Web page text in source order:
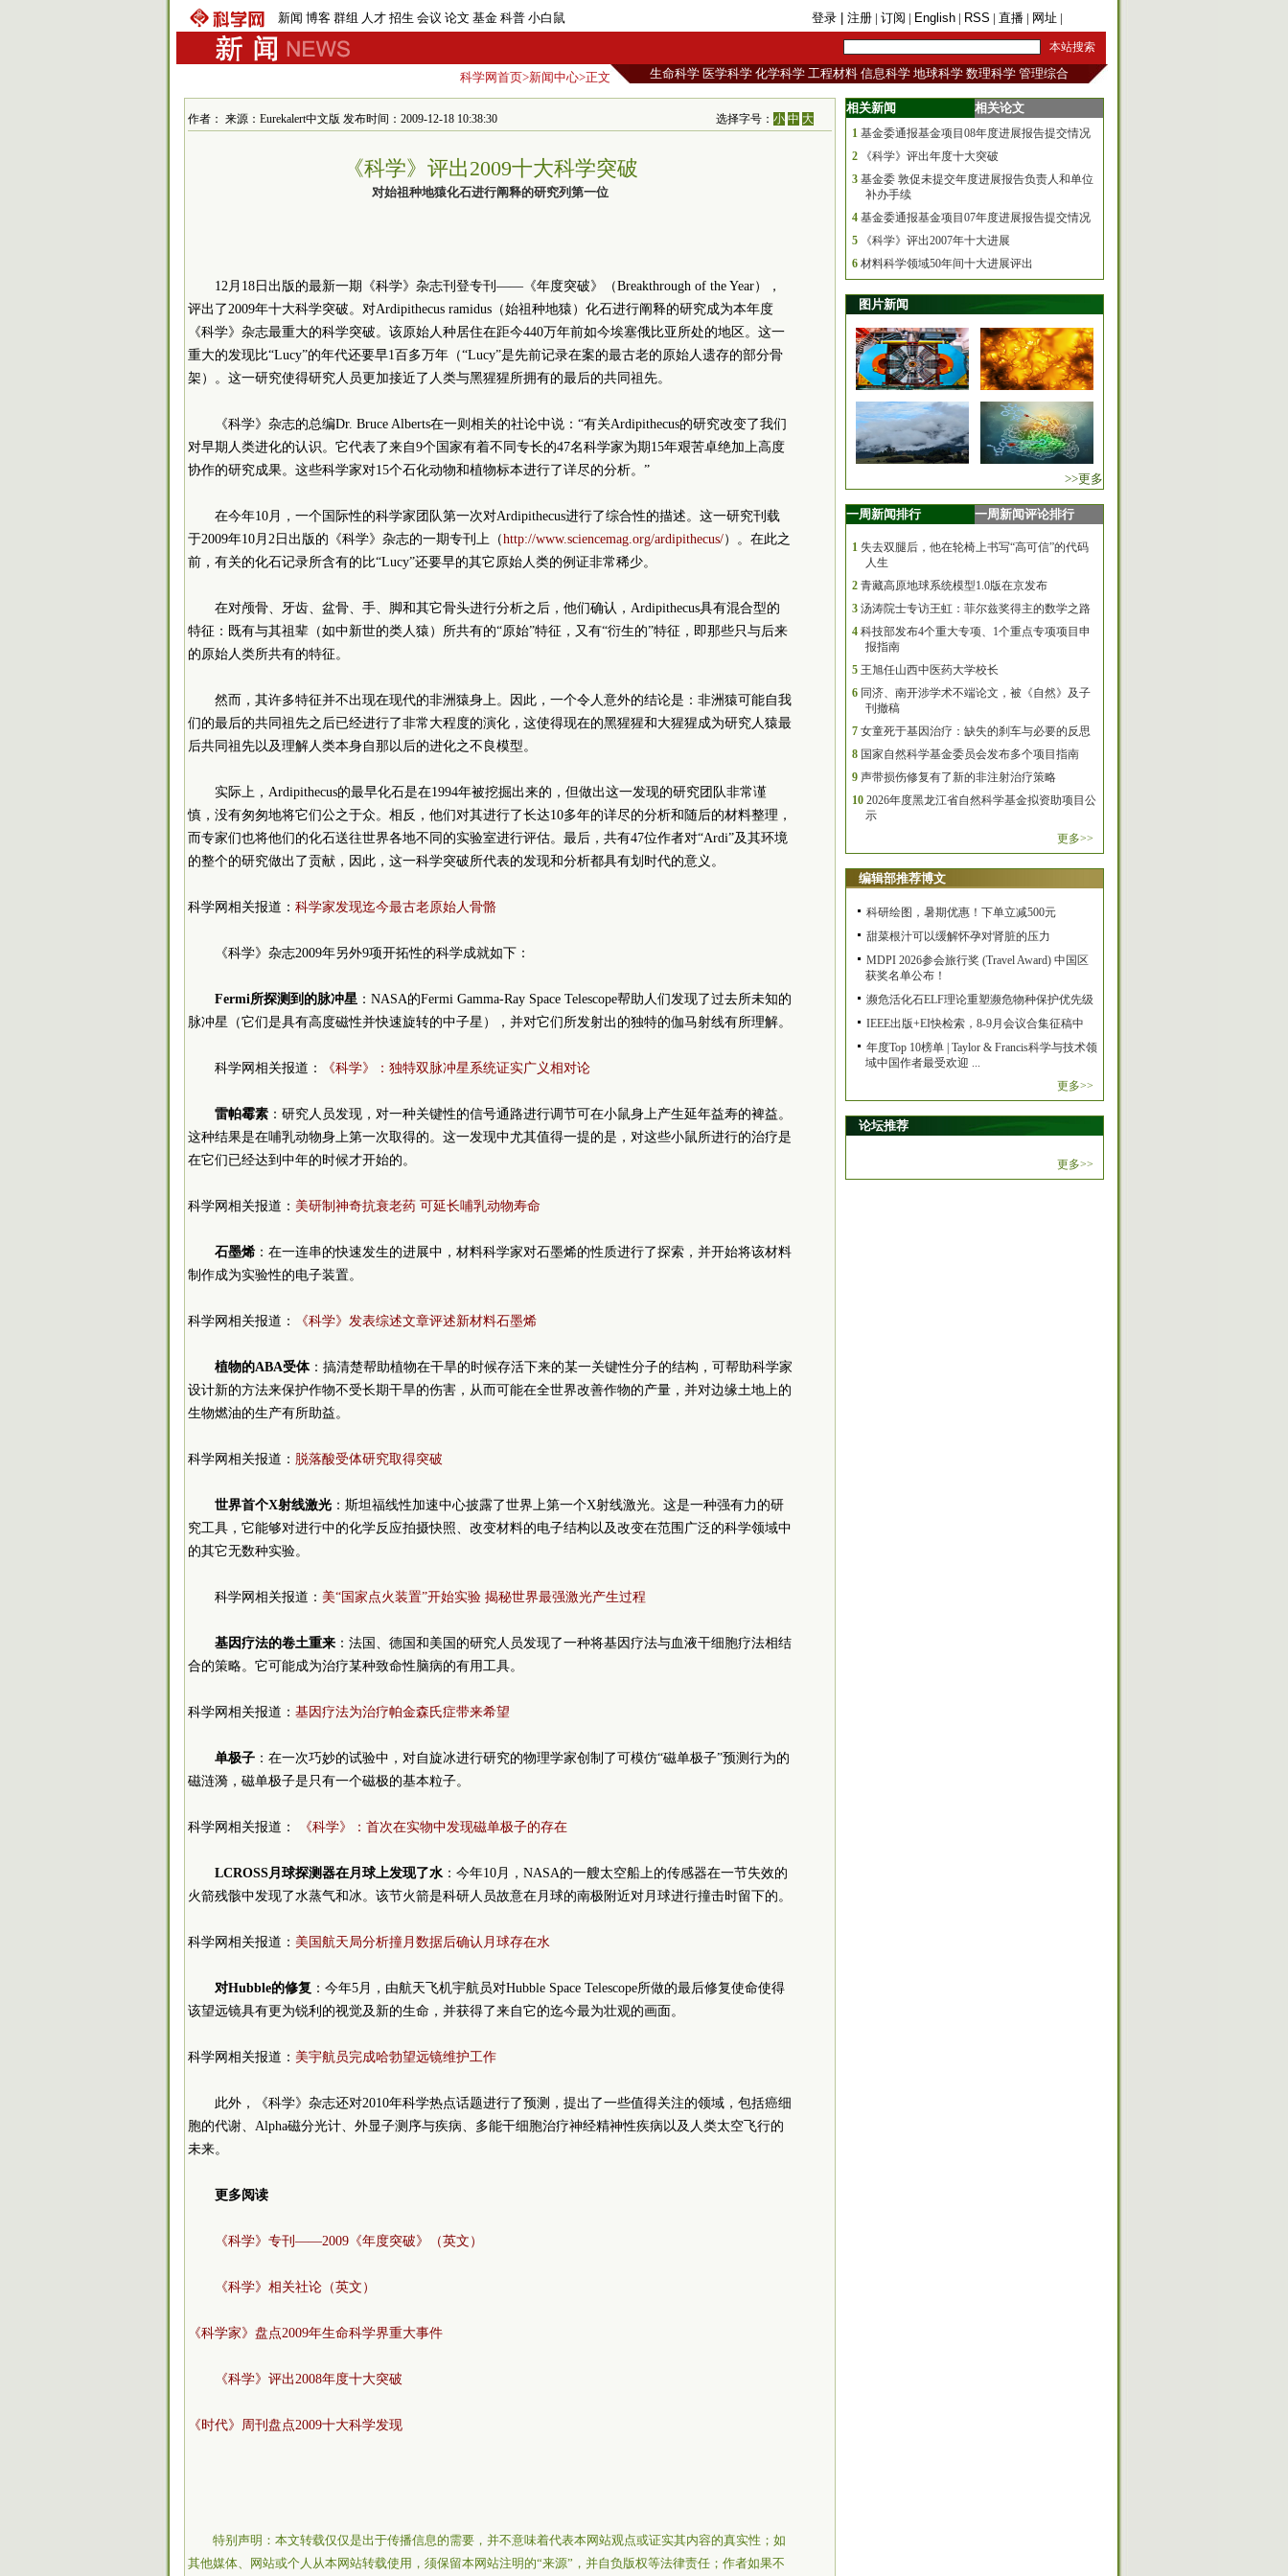
新闻 博客 群组 人才 招生 会议 论文 基金 科普 小白鼠 登录 | 注册 | 订阅 | English | RSS | 直播 | 网址 |
科学网首页>新闻中心>正文 生命科学 医学科学 化学科学 工程材料 信息科学 地球科学 数理科学 管理综合
作者： 来源：Eurekalert中文版 发布时间：2009-12-18 10:38:30 选择字号：小 中 大
《科学》评出2009十大科学突破
对始祖种地猿化石进行阐释的研究列第一位
12月18日出版的最新一期《科学》杂志刊登专刊——《年度突破》（Breakthrough of the Year），
评出了2009年十大科学突破。对Ardipithecus ramidus（始祖种地猿）化石进行阐释的研究成为本年度
《科学》杂志最重大的科学突破。该原始人种居住在距今440万年前如今埃塞俄比亚所处的地区。这一
重大的发现比“Lucy”的年代还要早1百多万年（“Lucy”是先前记录在案的最古老的原始人遗存的部分骨
架）。这一研究使得研究人员更加接近了人类与黑猩猩所拥有的最后的共同祖先。
《科学》杂志的总编Dr. Bruce Alberts在一则相关的社论中说：“有关Ardipithecus的研究改变了我们
对早期人类进化的认识。它代表了来自9个国家有着不同专长的47名科学家为期15年艰苦卓绝加上高度
协作的研究成果。这些科学家对15个石化动物和植物标本进行了详尽的分析。”
在今年10月，一个国际性的科学家团队第一次对Ardipithecus进行了综合性的描述。这一研究刊载
于2009年10月2日出版的《科学》杂志的一期专刊上（http://www.sciencemag.org/ardipithecus/）。在此之
前，有关的化石记录所含有的比“Lucy”还要早的其它原始人类的例证非常稀少。
在对颅骨、牙齿、盆骨、手、脚和其它骨头进行分析之后，他们确认，Ardipithecus具有混合型的
特征：既有与其祖辈（如中新世的类人猿）所共有的“原始”特征，又有“衍生的”特征，即那些只与后来
的原始人类所共有的特征。
然而，其许多特征并不出现在现代的非洲猿身上。因此，一个令人意外的结论是：非洲猿可能自我
们的最后的共同祖先之后已经进行了非常大程度的演化，这使得现在的黑猩猩和大猩猩成为研究人猿最
后共同祖先以及理解人类本身自那以后的进化之不良模型。
实际上，Ardipithecus的最早化石是在1994年被挖掘出来的，但做出这一发现的研究团队非常谨
慎，没有匆匆地将它们公之于众。相反，他们对其进行了长达10多年的详尽的分析和随后的材料整理，
而专家们也将他们的化石送往世界各地不同的实验室进行评估。最后，共有47位作者对“Ardi”及其环境
的整个的研究做出了贡献，因此，这一科学突破所代表的发现和分析都具有划时代的意义。
科学网相关报道： 科学家发现迄今最古老原始人骨骼
《科学》杂志2009年另外9项开拓性的科学成就如下：
Fermi所探测到的脉冲星 ：NASA的Fermi Gamma-Ray Space Telescope帮助人们发现了过去所未知的
脉冲星（它们是具有高度磁性并快速旋转的中子星），并对它们所发射出的独特的伽马射线有所理解。
科学网相关报道： 《科学》：独特双脉冲星系统证实广义相对论
雷帕霉素 ：研究人员发现，对一种关键性的信号通路进行调节可在小鼠身上产生延年益寿的裨益。
这种结果是在哺乳动物身上第一次取得的。这一发现中尤其值得一提的是，对这些小鼠所进行的治疗是
在它们已经达到中年的时候才开始的。
科学网相关报道： 美研制神奇抗衰老药 可延长哺乳动物寿命
石墨烯：在一连串的快速发生的进展中，材料科学家对石墨烯的性质进行了探索，并开始将该材料
制作成为实验性的电子装置。
科学网相关报道： 《科学》发表综述文章评述新材料石墨烯
植物的ABA受体：搞清楚帮助植物在干旱的时候存活下来的某一关键性分子的结构，可帮助科学家
设计新的方法来保护作物不受长期干旱的伤害，从而可能在全世界改善作物的产量，并对边缘土地上的
生物燃油的生产有所助益。
科学网相关报道： 脱落酸受体研究取得突破
世界首个X射线激光 ：斯坦福线性加速中心披露了世界上第一个X射线激光。这是一种强有力的研
究工具，它能够对进行中的化学反应拍摄快照、改变材料的电子结构以及改变在范围广泛的科学领域中
的其它无数种实验。
科学网相关报道： 美“国家点火装置”开始实验 揭秘世界最强激光产生过程
基因疗法的卷土重来 ：法国、德国和美国的研究人员发现了一种将基因疗法与血液干细胞疗法相结
合的策略。它可能成为治疗某种致命性脑病的有用工具。
科学网相关报道： 基因疗法为治疗帕金森氏症带来希望
单极子 ：在一次巧妙的试验中，对自旋冰进行研究的物理学家创制了可模仿“磁单极子”预测行为的
磁涟漪，磁单极子是只有一个磁极的基本粒子。
科学网相关报道： 《科学》：首次在实物中发现磁单极子的存在
LCROSS月球探测器在月球上发现了水：今年10月，NASA的一艘太空船上的传感器在一节失效的
火箭残骸中发现了水蒸气和冰。该节火箭是科研人员故意在月球的南极附近对月球进行撞击时留下的。
科学网相关报道： 美国航天局分析撞月数据后确认月球存在水
对Hubble的修复 ：今年5月，由航天飞机宇航员对Hubble Space Telescope所做的最后修复使命使得
该望远镜具有更为锐利的视觉及新的生命，并获得了来自它的迄今最为壮观的画面。
科学网相关报道： 美宇航员完成哈勃望远镜维护工作
此外，《科学》杂志还对2010年科学热点话题进行了预测，提出了一些值得关注的领域，包括癌细
胞的代谢、Alpha磁分光计、外显子测序与疾病、多能干细胞治疗神经精神性疾病以及人类太空飞行的
未来。
更多阅读
《科学》专刊——2009《年度突破》（英文）
《科学》相关社论（英文）
《科学家》盘点2009年生命科学界重大事件
《科学》评出2008年度十大突破
《时代》周刊盘点2009十大科学发现
特别声明：本文转载仅仅是出于传播信息的需要，并不意味着代表本网站观点或证实其内容的真实性；如
其他媒体、网站或个人从本网站转载使用，须保留本网站注明的“来源”，并自负版权等法律责任；作者如果不
相关新闻 相关论文
1 基金委通报基金项目08年度进展报告提交情况
2
《科学》评出年度十大突破
3 基金委 敦促未提交年度进展报告负责人和单位
补办手续
4 基金委通报基金项目07年度进展报告提交情况
5
《科学》评出2007年十大进展
6 材料科学领域50年间十大进展评出
图片新闻
>>更多
一周新闻排行 一周新闻评论排行
1 失去双腿后，他在轮椅上书写“高可信”的代码
人生
2 青藏高原地球系统模型1.0版在京发布
3 汤涛院士专访王虹：菲尔兹奖得主的数学之路
4 科技部发布4个重大专项、1个重点专项项目申
报指南
5 王旭任山西中医药大学校长
6 同济、南开涉学术不端论文，被《自然》及子
刊撤稿
7 女童死于基因治疗：缺失的刹车与必要的反思
8 国家自然科学基金委员会发布多个项目指南
9 声带损伤修复有了新的非注射治疗策略
10 2026年度黑龙江省自然科学基金拟资助项目公
示
更多>>
编辑部推荐博文
科研绘图，暑期优惠！下单立减500元
甜菜根汁可以缓解怀孕对肾脏的压力
MDPI 2026参会旅行奖 (Travel Award) 中国区
获奖名单公布！
濒危活化石ELF理论重塑濒危物种保护优先级
IEEE出版+EI快检索，8-9月会议合集征稿中
年度Top 10榜单 | Taylor & Francis科学与技术领
域中国作者最受欢迎 ...
更多>>
论坛推荐
更多>>